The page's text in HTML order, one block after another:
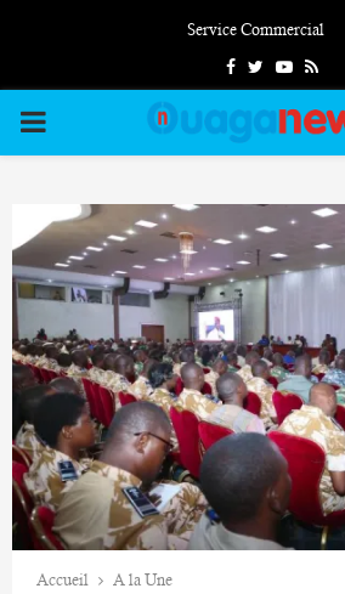
Service Commercial
FacebookTwitterYoutube
Rss
PRIMARY
Accueil
A la Une